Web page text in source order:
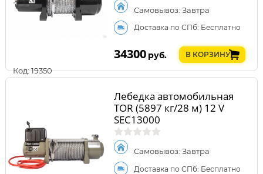
Код: 19350
Самовывоз: Завтра
Доставка по СПб: Бесплатно
34300 руб. В КОРЗИНУ
Лебедка автомобильная
TOR (5897 кг/28 м) 12 V
SEC13000
Самовывоз: Завтра
Доставка по СПб: Бесплатно